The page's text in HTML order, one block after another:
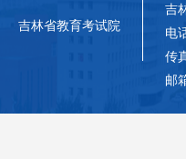
吉林省教育考试院
吉
电
传
邮